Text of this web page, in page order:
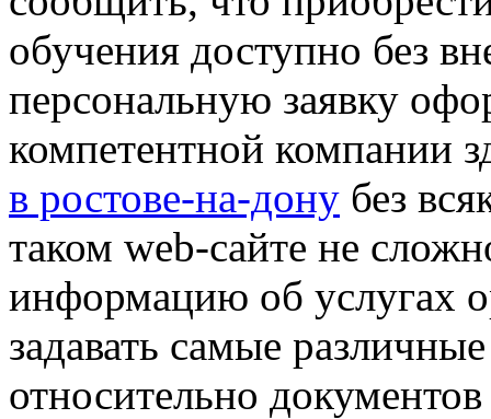
обучения доступно без
персональную заявку
компетентной компании
в ростове-на-дону без
таком web-сайте не
информацию об услугах
задавать самые
относительно